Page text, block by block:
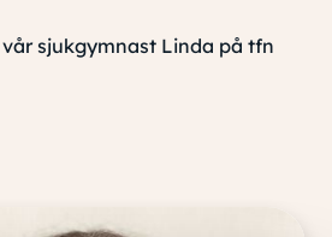
sjukgymnast Linda på tfn